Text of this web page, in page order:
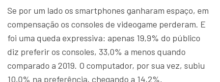
Se por um lado os smartphones ganharam espaço, em
compensação os consoles de videogame perderam. E
foi uma queda expressiva: apenas 19,9% do público
diz preferir os consoles, 33,0% a menos quando
comparado a 2019. O computador, por sua vez, subiu
10,0% na preferência, chegando a 14,2%.